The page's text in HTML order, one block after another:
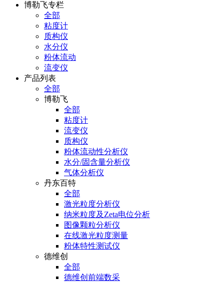
博勒飞专栏
全部
粘度计
质构仪
水分仪
粉体流动
流变仪
产品列表
全部
博勒飞
全部
粘度计
流变仪
质构仪
粉体流动性分析仪
水分/固含量分析仪
气体分析仪
丹东百特
全部
激光粒度分析仪
纳米粒度及Zeta电位分析
图像颗粒分析仪
在线激光粒度测量
粉体特性测试仪
德维创
全部
德维创前端数采